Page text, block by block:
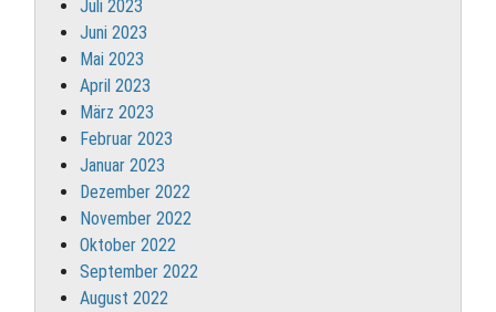
Juli 2023
Juni 2023
Mai 2023
April 2023
März 2023
Februar 2023
Januar 2023
Dezember 2022
November 2022
Oktober 2022
September 2022
August 2022